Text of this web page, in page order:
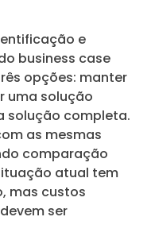
e
business case
opções: manter
uma solução
solução completa.
as mesmas
comparação
atual tem
mas custos
ser